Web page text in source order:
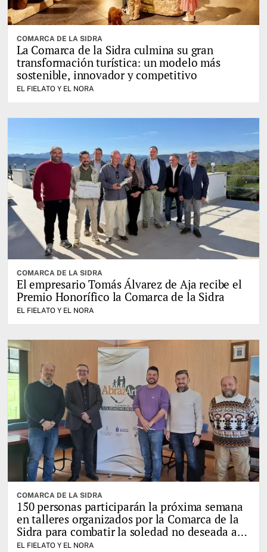
COMARCA DE LA SIDRA
La Comarca de la Sidra culmina su gran
transformación turística: un modelo más
sostenible, innovador y competitivo
EL FIELATO Y EL NORA
COMARCA DE LA SIDRA
El empresario Tomás Álvarez de Aja recibe el
Premio Honorífico la Comarca de la Sidra
EL FIELATO Y EL NORA
COMARCA DE LA SIDRA
150 personas participarán la próxima semana
en talleres organizados por la Comarca de la
Sidra para combatir la soledad no deseada a
través del juego
EL FIELATO Y EL NORA